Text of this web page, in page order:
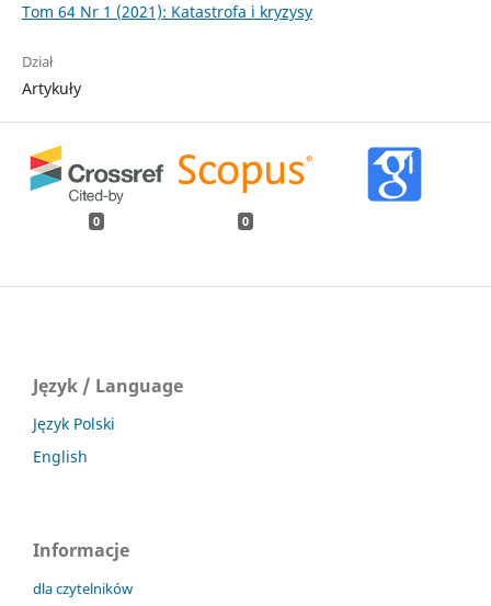
Tom 64 Nr 1 (2021): Katastrofa i kryzysy
Dział
Artykuły
0 0
Język / Language
Język Polski
English
Informacje
dla czytelników